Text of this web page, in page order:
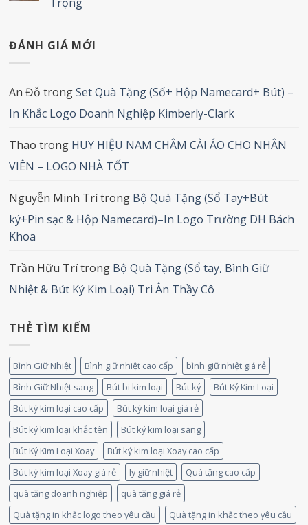
ĐÁNH GIÁ MỚI
An Đỗ trongSet Quà Tặng (Sổ+ Hộp Namecard+ Bút) –
In Khắc Logo Doanh Nghiệp Kimberly-Clark
Thao trong HUY HIỆU NAM CHÂM CÀI ÁO CHO NHÂN
VIÊN – LOGO NHÀ TỐT
Nguyễn Minh Trítrong Bộ Quà Tặng (Sổ Tay+Bút
ký+Pin sạc & Hộp Namecard)–In Logo Trường DH Bách
Khoa
Trần Hữu Trítrong Bộ Quà Tặng (Sổ tay, Bình Giữ
Nhiệt & Bút Ký Kim Loại) Tri Ân Thầy Cô
THẺ TÌM KIẾM
Bình Giữ Nhiệt Bình giữ nhiệt cao cấp
bình giữ nhiệt giá rẻ
Bình Giữ Nhiệt sang
Bút bi kim loại Bút ký
Bút Ký Kim Loại
Bút ký kim loại cao cấp
Bút ký kim loại giá rẻ
Bút ký kim loại khắc tên
Bút ký kim loại sang
Bút Ký Kim Loại Xoay
Bút ký kim loại Xoay cao cấp
Bút ký kim loại Xoay giá rẻ
ly giữ nhiệt
Quà tặng cao cấp
quà tặng doanh nghiệp
quà tặng giá rẻ
Quà tặng in khắc logo theo yêu cầu
Quà tặng in khắc theo yêu cầu